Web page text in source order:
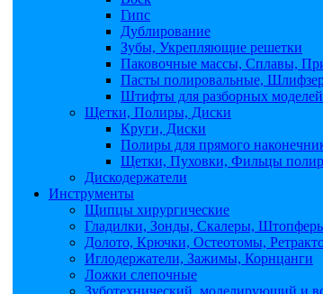
Гипс
Дублирование
Зубы, Укрепляющие решетки
Паковочные массы, Сплавы,
Пасты полировальные,
Штифты для разборных моделей
Щетки, Полиры, Диски
Круги, Диски
Полиры для прямого
Щетки, Пуховки, Фильцы
Дискодержатели
Инструменты
Щипцы хирургические
Гладилки, Зонды, Скалеры,
Долото, Крючки, Остеотомы,
Иглодержатели, Зажимы, Корнцанги
Ложки слепочные
Зуботехнический, моделирующий и